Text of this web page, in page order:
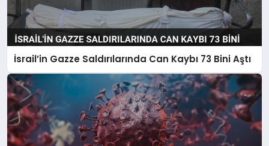
İsrail’in Gazze Saldırılarında Can Kaybı 73 Bini Aştı